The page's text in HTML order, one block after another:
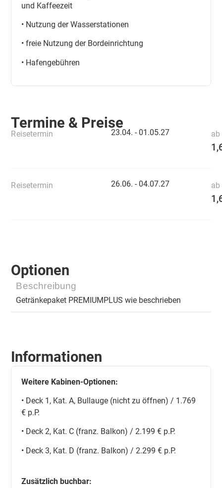
und Kaffeezeit
• Nutzung der Wasserstationen
• freie Nutzung der Bordeinrichtung
• Hafengebühren
Termine & Preise
Reisetermin 23.04. - 01.05.27 ab
Reisetermin 26.06. - 04.07.27 ab
Optionen
Beschreibung
Getränkepaket PREMIUMPLUS wie beschrieben
Informationen
Weitere Kabinen-Optionen:
• Deck 1, Kat. A, Bullauge (nicht zu öffnen) / 1.769
€ p.P.
• Deck 2, Kat. C (franz. Balkon) / 2.199 € p.P.
• Deck 3, Kat. D (franz. Balkon) / 2.299 € p.P.
Zusätzlich buchbar: